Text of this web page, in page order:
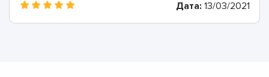
Дата: 13/03/2021